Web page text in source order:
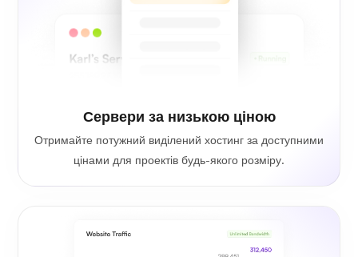
Сервери за низькою ціною
Отримайте потужний виділений хостинг за доступними
цінами для проектів будь-якого розміру.